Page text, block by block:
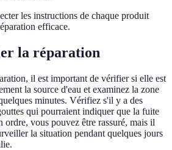
les instructions de chaque produit
efficace.
la réparation
il est important de vérifier si elle est
la source d'eau et examinez la zone
minutes. Vérifiez s'il y a des
qui pourraient indiquer que la fuite
ordre, vous pouvez être rassuré, mais il
la situation pendant quelques jours